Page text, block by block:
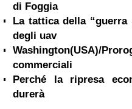
di Foggia
La tattica della
degli uav
Washington(USA)/
commerciali
Perché la ripresa
durerà